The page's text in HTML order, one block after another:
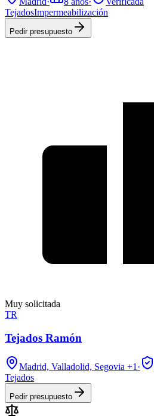
TejadosImpermeabilización
Pedir presupuesto
Muy solicitada
TR
Tejados Ramón
Madrid, Valladolid, Segovia +1 ·
Tejados
Pedir presupuesto